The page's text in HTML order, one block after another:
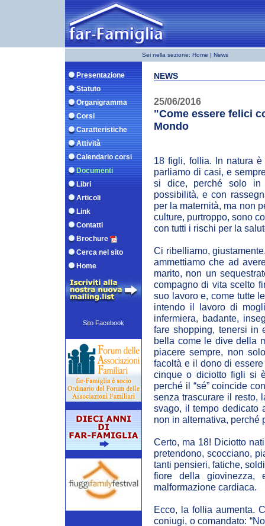
Sei nella sezione: Home | News
Presentazione
Statuto
Organigramma
Corsi
Caratteristiche
Attività
Calendario corsi
Documenti
Libri
Articoli
Link
Contatti
Brochure
Cerca nel sito
Home
Sito Facebook
NEWS
25/06/2016
"Come essere felici
Mondo
18 figli, follia. In natura
parliamo di casi, e
si dice, perché solo in
possibilità, e con
per la maternità, ma non
culture, purtroppo, sono
con tutti i rischi per la
Ci ribelliamo,
ammettiamo che ad
marito, non un
compagno di vita scelto
suo lavoro e, come tutte
intendo il lavoro di
infermiera, badante,
fare shopping, tenersi in
bella come le dive della
piacere sempre, non
facoltà e il dono di
cinque o diciotto figli si
perché il “sé” coincide
senza trascurare il resto,
svago, il tempo dedicato
non in alternativa, perché
Certo, ma 18! Diciotto
pretendono, scocciano,
tanti pensieri, fatiche,
fiore della
malformazione cardiaca.
Ecco, la follia aumenta.
coniugi, o comandato: